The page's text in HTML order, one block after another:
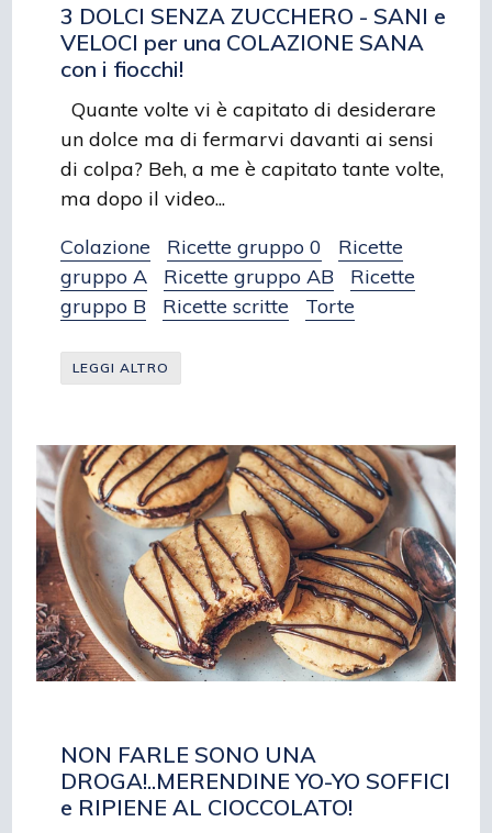
3 DOLCI SENZA ZUCCHERO - SANI e
VELOCI per una COLAZIONE SANA
con i fiocchi!
Quante volte vi è capitato di desiderare
un dolce ma di fermarvi davanti ai sensi
di colpa? Beh, a me è capitato tante volte,
ma dopo il video...
Colazione
Ricette gruppo 0
Ricette
gruppo A
Ricette gruppo AB
Ricette
gruppo B
Ricette scritte Torte
LEGGI ALTRO
NON FARLE SONO UNA
DROGA!..MERENDINE YO-YO SOFFICI
e RIPIENE AL CIOCCOLATO!